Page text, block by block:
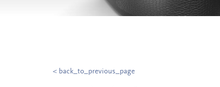
< back_to_previous_page